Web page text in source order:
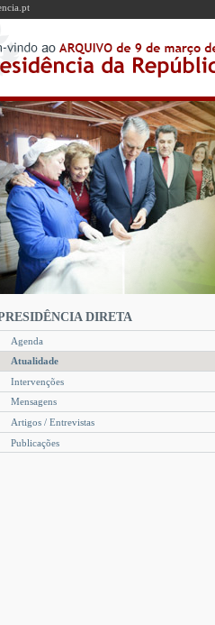
DIRETA
Agenda
Atualidade
Intervenções
Mensagens
Artigos / Entrevistas
Publicações